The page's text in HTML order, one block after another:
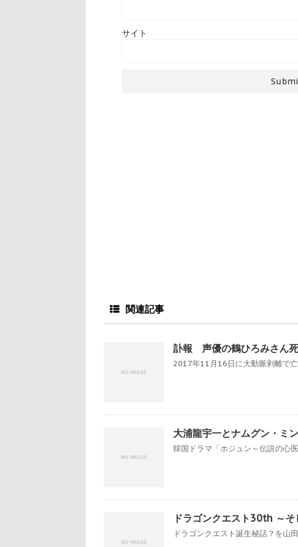
サイト
関連記事
訃報 声優の鶴ひろみさん
2017年11月16日に大動脈剥離で
大浦龍宇一とナムグン・ミ
韓国ドラマ「ホジュン～伝説の心
ドラゴンクエスト30th ～
ドラゴンクエスト誕生秘話？を山